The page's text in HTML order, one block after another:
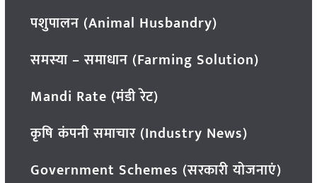
पशुपालन (Animal Husbandry)
समस्या – समाधान (Farming Solution)
Mandi Rate (मंडी रेट)
कृषि कंपनी समाचार (Industry News)
Government Schemes (सरकारी योजनाएं)